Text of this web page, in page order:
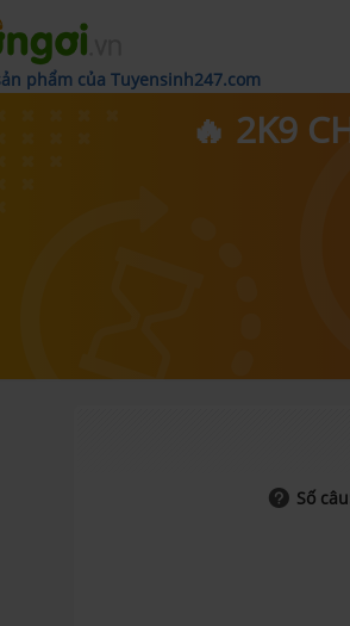
phẩm của Tuyensinh247.com
🔥 2K9
Số